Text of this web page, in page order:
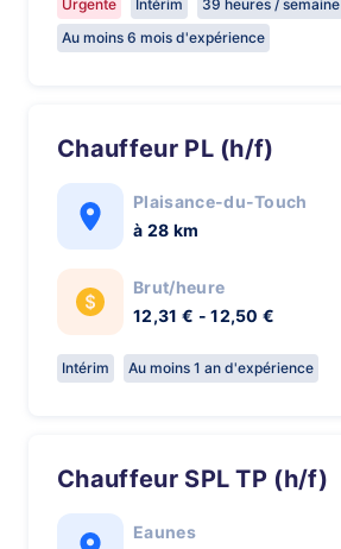
Urgente Intérim
39 heures / semaine
Au moins 6 mois d'expérience
Chauffeur PL (h/f)
Plaisance-du-Touch
à 28 km
Brut/heure
12,31 € - 12,50 €
Intérim Au moins 1 an d'expérience
Chauffeur SPL TP (h/f)
Eaunes